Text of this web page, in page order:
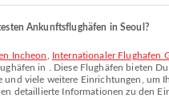
Ankunftsflughäfen in Seoul?
Incheon Internationaler Flughafen
in . Diese Flughäfen bieten
und viele weitere Einrichtungen, um
detaillierte Informationen zu den